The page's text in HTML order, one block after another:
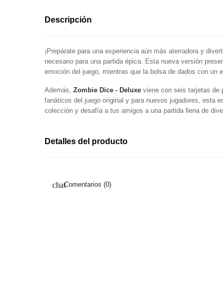
Descripción
¡Prepárate para una experiencia aún más aterradora y
necesario para una partida épica. Esta nueva versión
emoción del juego, mientras que la bolsa de dados con un
Además, Zombie Dice - Deluxe viene con seis tarjetas de
fanáticos del juego original y para nuevos jugadores, esta
colección y desafía a tus amigos a una partida llena de
Detalles del producto
Comentarios (0)